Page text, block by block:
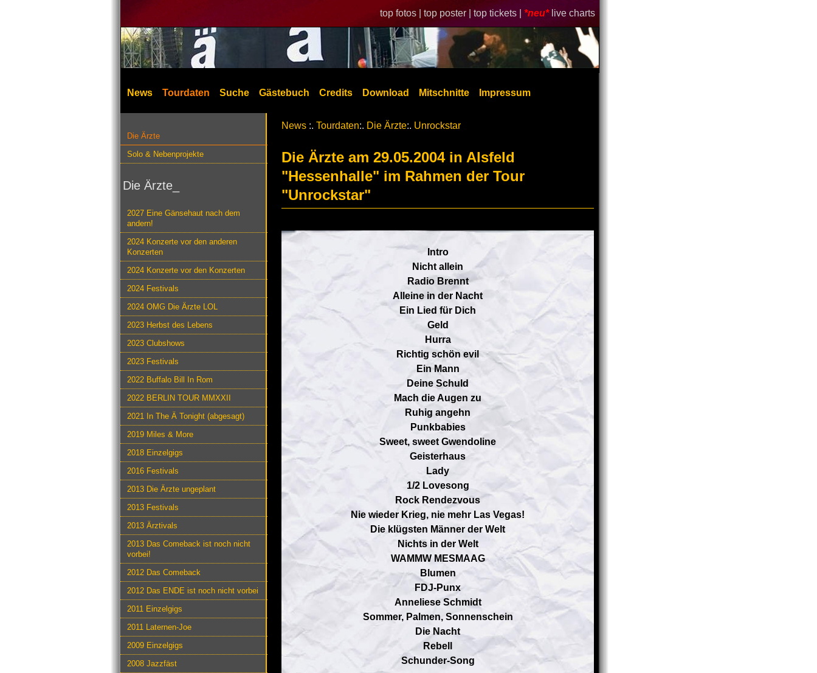
top fotos | top poster | top tickets | *neu* live charts
News Tourdaten Suche Gästebuch Credits Download Mitschnitte Impressum
Die Ärzte
Solo & Nebenprojekte
Die Ärzte_
2027 Eine Gänsehaut nach dem
andern!
2024 Konzerte vor den anderen
Konzerten
2024 Konzerte vor den Konzerten
2024 Festivals
2024 OMG Die Ärzte LOL
2023 Herbst des Lebens
2023 Clubshows
2023 Festivals
2022 Buffalo Bill In Rom
2022 BERLIN TOUR MMXXII
2021 In The Ä Tonight (abgesagt)
2019 Miles & More
2018 Einzelgigs
2016 Festivals
2013 Die Ärzte ungeplant
2013 Festivals
2013 Ärztivals
2013 Das Comeback ist noch nicht
vorbei!
2012 Das Comeback
2012 Das ENDE ist noch nicht vorbei
2011 Einzelgigs
2011 Laternen-Joe
2009 Einzelgigs
2008 Jazzfäst
News :. Tourdaten:. Die Ärzte:. Unrockstar
Die Ärzte am 29.05.2004 in Alsfeld
"Hessenhalle" im Rahmen der Tour
"Unrockstar"
Intro
Nicht allein
Radio Brennt
Alleine in der Nacht
Ein Lied für Dich
Geld
Hurra
Richtig schön evil
Ein Mann
Deine Schuld
Mach die Augen zu
Ruhig angehn
Punkbabies
Sweet, sweet Gwendoline
Geisterhaus
Lady
1/2 Lovesong
Rock Rendezvous
Nie wieder Krieg, nie mehr Las Vegas!
Die klügsten Männer der Welt
Nichts in der Welt
WAMMW MESMAAG
Blumen
FDJ-Punx
Anneliese Schmidt
Sommer, Palmen, Sonnenschein
Die Nacht
Rebell
Schunder-Song